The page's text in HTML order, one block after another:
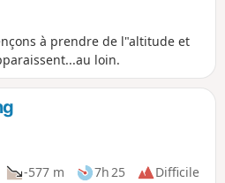
à prendre de l"altitude et
loin.
-577 m 7h 25
Difficile